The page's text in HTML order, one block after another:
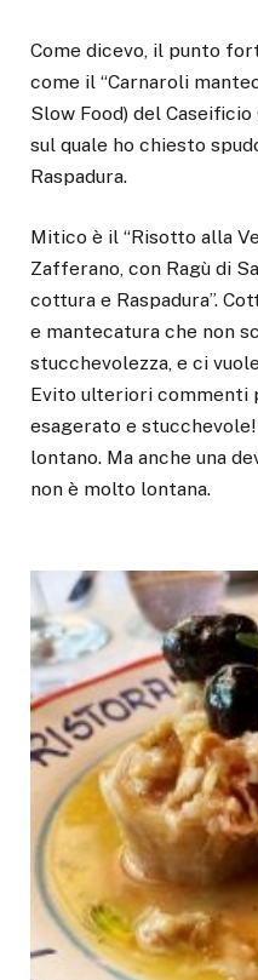
Come dicevo, il punto
come il “Carnaroli
Slow Food) del Caseificio
sul quale ho chiesto
Raspadura.
Mitico è il “Risotto alla
Zafferano, con Ragù di
cottura e Raspadura”.
e mantecatura che non
stucchevolezza, e ci
Evito ulteriori commenti
esagerato e
lontano. Ma anche una
non è molto lontana.